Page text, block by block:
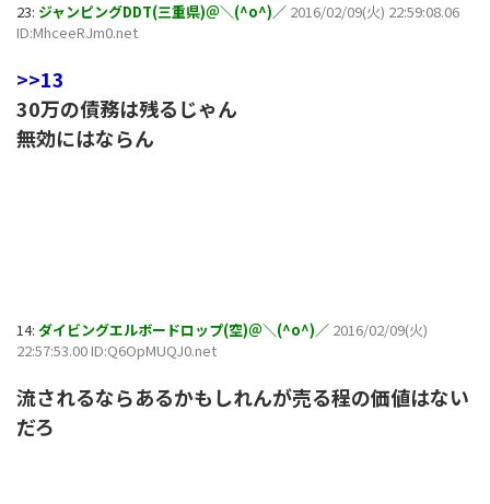
23: ジャンピングDDT(三重県)＠＼(^o^)／ 2016/02/09(火) 22:59:08.06
ID:MhceeRJm0.net
>>13
30万の債務は残るじゃん
無効にはならん
14: ダイビングエルボードロップ(空)＠＼(^o^)／ 2016/02/09(火)
22:57:53.00 ID:Q6OpMUQJ0.net
流されるならあるかもしれんが売る程の価値はない
だろ